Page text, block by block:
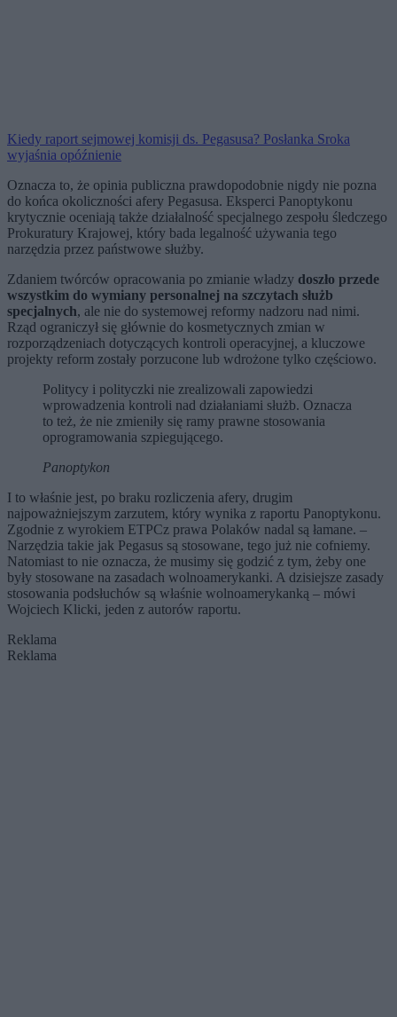
Kiedy raport sejmowej komisji ds. Pegasusa? Posłanka Sroka
wyjaśnia opóźnienie
Oznacza to, że opinia publiczna prawdopodobnie nigdy nie pozna
do końca okoliczności afery Pegasusa. Eksperci Panoptykonu
krytycznie oceniają także działalność specjalnego zespołu śledczego
Prokuratury Krajowej, który bada legalność używania tego
narzędzia przez państwowe służby.
Zdaniem twórców opracowania po zmianie władzy doszło przede
wszystkim do wymiany personalnej na szczytach służb
specjalnych, ale nie do systemowej reformy nadzoru nad nimi.
Rząd ograniczył się głównie do kosmetycznych zmian w
rozporządzeniach dotyczących kontroli operacyjnej, a kluczowe
projekty reform zostały porzucone lub wdrożone tylko częściowo.
Politycy i polityczki nie zrealizowali zapowiedzi
wprowadzenia kontroli nad działaniami służb. Oznacza
to też, że nie zmieniły się ramy prawne stosowania
oprogramowania szpiegującego.
Panoptykon
I to właśnie jest, po braku rozliczenia afery, drugim
najpoważniejszym zarzutem, który wynika z raportu Panoptykonu.
Zgodnie z wyrokiem ETPCz prawa Polaków nadal są łamane. –
Narzędzia takie jak Pegasus są stosowane, tego już nie cofniemy.
Natomiast to nie oznacza, że musimy się godzić z tym, żeby one
były stosowane na zasadach wolnoamerykanki. A dzisiejsze zasady
stosowania podsłuchów są właśnie wolnoamerykanką – mówi
Wojciech Klicki, jeden z autorów raportu.
Reklama
Reklama